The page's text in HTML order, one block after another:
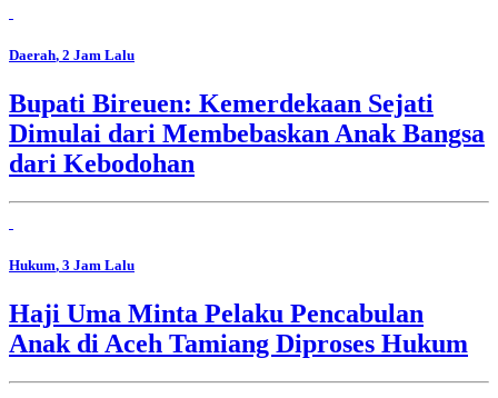
Daerah, 2 Jam Lalu
Bupati Bireuen: Kemerdekaan Sejati
Dimulai dari Membebaskan Anak Bangsa
dari Kebodohan
Hukum, 3 Jam Lalu
Haji Uma Minta Pelaku Pencabulan
Anak di Aceh Tamiang Diproses Hukum